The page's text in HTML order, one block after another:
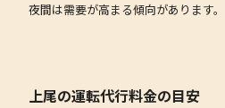
夜間は需要が高まる傾向があります。
上尾の運転代行料金の目安